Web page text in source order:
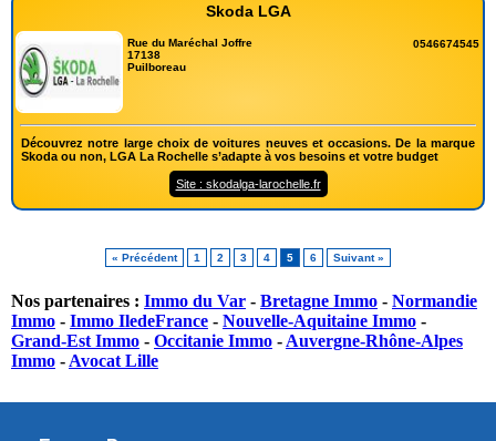
Skoda LGA
Rue du Maréchal Joffre
17138
Puilboreau
0546674545
Découvrez notre large choix de voitures neuves et occasions. De la marque
Skoda ou non, LGA La Rochelle s’adapte à vos besoins et votre budget
Site : skodalga-larochelle.fr
« Précédent 1 2 3 4 5 6 Suivant »
Nos partenaires : Immo du Var - Bretagne Immo - Normandie
Immo - Immo IledeFrance - Nouvelle-Aquitaine Immo -
Grand-Est Immo - Occitanie Immo - Auvergne-Rhône-Alpes
Immo - Avocat Lille